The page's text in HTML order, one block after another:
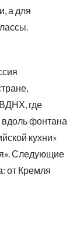
а для
где
вдоль фонтана
кухни»
Следующие
от Кремля